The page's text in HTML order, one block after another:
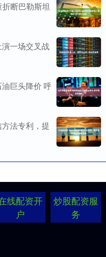
断巴勒斯坦
一场交叉战
巨头降价 呼
法专利，提
线配资开
户
炒股配资服
务